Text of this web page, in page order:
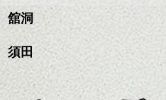
ナーカラー/イルミナカラー/
ミニボブ/抜け感ショート/バ
スパ／伸びても目立たない
ヘアカラー/ハイライト/ダブ
リートメント/ブリーチ/イン
ナーカラー/イルミナカラー/
ミニボブ/抜け感ショート/バ
レイヤージュ/縮毛矯
これからのスタイルチェ
お手入れ方法等、
是非なんでもご相談して
下さいね。
お待ちしております。
更に雰囲気が出やすくな
って毎日のお手入れも簡
単になりますよ。
さり気ない程度にハイラ
イトをいれるのもおすす
舘洞
須田